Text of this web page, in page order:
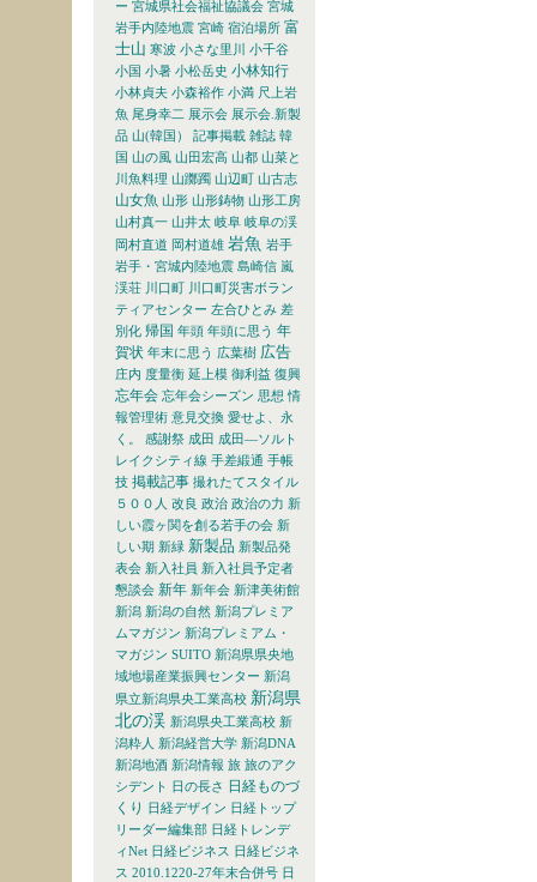
ー 宮城県社会福祉協議会 宮城
岩手内陸地震 宮崎 宿泊場所 富
士山 寒波 小さな里川 小千谷
小国 小暑 小松岳史 小林知行
小林貞夫 小森裕作 小満 尺上岩
魚 尾身幸二 展示会 展示会.新製
品 山(韓国） 記事掲載 雑誌 韓
国 山の風 山田宏高 山都 山菜と
川魚料理 山躑躅 山辺町 山古志
山女魚 山形 山形鋳物 山形工房
山村真一 山井太 岐阜 岐阜の渓
岡村直道 岡村道雄 岩魚 岩手
岩手・宮城内陸地震 島崎信 嵐
渓荘 川口町 川口町災害ボラン
ティアセンター 左合ひとみ 差
別化 帰国 年頭 年頭に思う 年
賀状 年末に思う 広葉樹 広告
庄内 度量衡 延上模 御利益 復興
忘年会 忘年会シーズン 思想 情
報管理術 意見交換 愛せよ、永
く。
感謝祭 成田 成田―ソルト
レイクシティ線 手差緞通 手帳
技 掲載記事 撮れたてスタイル
５００人 改良 政治 政治の力 新
しい霞ヶ関を創る若手の会 新
しい期 新緑 新製品 新製品発
表会 新入社員 新入社員予定者
懇談会 新年 新年会 新津美術館
新潟 新潟の自然 新潟プレミア
ムマガジン 新潟プレミアム・
マガジン SUITO 新潟県県央地
域地場産業振興センター 新潟
県立新潟県央工業高校 新潟県
北の渓 新潟県央工業高校 新
潟粋人 新潟経営大学 新潟DNA
新潟地酒 新潟情報 旅 旅のアク
シデント 日の長さ 日経ものづ
くり 日経デザイン 日経トップ
リーダー編集部 日経トレンデ
ィNet 日経ビジネス 日経ビジネ
ス 2010.1220-27年末合併号 日